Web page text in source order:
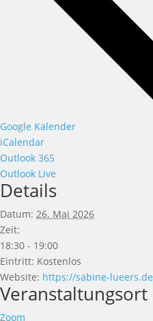
Google Kalender
iCalendar
Outlook 365
Outlook Live
Details
Datum: 26. Mai 2026
Zeit:
18:30 - 19:00
Eintritt: Kostenlos
Website: https://sabine-lueers.de
Veranstaltungsort
Zoom